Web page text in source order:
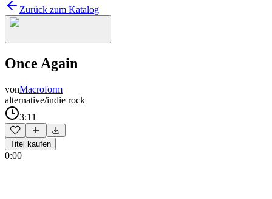
Zurück zum Katalog
Once Again
vonMacroform
alternative/indie rock
3:11
Titel kaufen
0:00